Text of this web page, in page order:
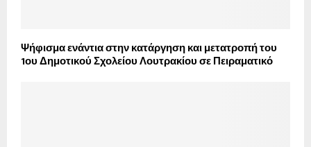
Ψήφισμα ενάντια στην κατάργηση και μετατροπή του
1ου Δημοτικού Σχολείου Λουτρακίου σε Πειραματικό